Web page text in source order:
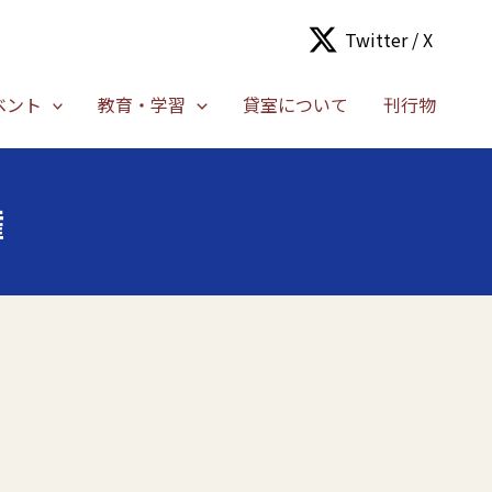
Twitter / X
ト 教育・学習 貸室について 刊行物